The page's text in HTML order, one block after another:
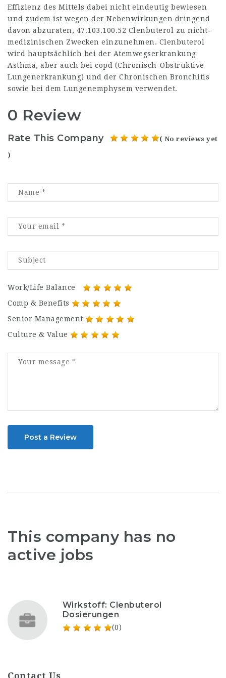
Effizienz des Mittels dabei nicht eindeutig bewiesen
und zudem ist wegen der Nebenwirkungen dringend
davon abzuraten, 47.103.100.52 Clenbuterol zu nicht-
medizinischen Zwecken einzunehmen. Clenbuterol
wird hauptsächlich bei der Atemwegserkrankung
Asthma, aber auch bei copd (Chronisch-Obstruktive
Lungenerkrankung) und der Chronischen Bronchitis
sowie bei dem Lungenemphysem verwendet.
0 Review
Rate This Company ( No reviews yet
)
Work/Life Balance
Comp & Benefits
Senior Management
Culture & Value
Post a Review
This company has no
active jobs
Wirkstoff: Clenbuterol
Dosierungen
(0)
Contact Us